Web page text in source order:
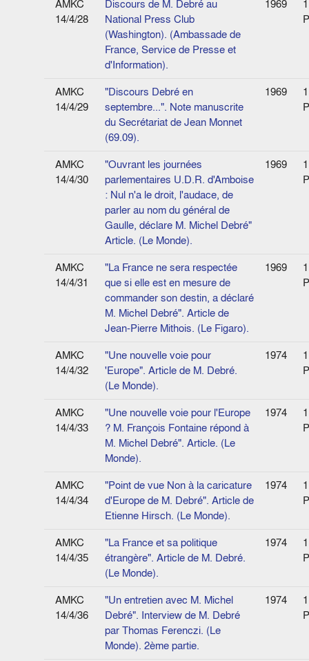
AMKC
14/4/28
Discours de M. Debré au
National Press Club
(Washington). (Ambassade de
France, Service de Presse et
d'Information).
1969
1
AMKC
14/4/29
"Discours Debré en
septembre...". Note manuscrite
du Secrétariat de Jean Monnet
(69.09).
1969
1
AMKC
14/4/30
"Ouvrant les journées
parlementaires U.D.R. d'Amboise
: Nul n'a le droit, l'audace, de
parler au nom du général de
Gaulle, déclare M. Michel Debré"
Article. (Le Monde).
1969
1
AMKC
14/4/31
"La France ne sera respectée
que si elle est en mesure de
commander son destin, a déclaré
M. Michel Debré". Article de
Jean-Pierre Mithois. (Le Figaro).
1969
1
AMKC
14/4/32
"Une nouvelle voie pour
'Europe". Article de M. Debré.
(Le Monde).
1974
1
AMKC
14/4/33
"Une nouvelle voie pour l'Europe
? M. François Fontaine répond à
M. Michel Debré". Article. (Le
Monde).
1974
1
AMKC
14/4/34
"Point de vue Non à la caricature
d'Europe de M. Debré". Article de
Etienne Hirsch. (Le Monde).
1974
1
AMKC
14/4/35
"La France et sa politique
étrangère". Article de M. Debré.
(Le Monde).
1974
1
AMKC
14/4/36
"Un entretien avec M. Michel
Debré". Interview de M. Debré
par Thomas Ferenczi. (Le
Monde). 2ème partie.
1974
1